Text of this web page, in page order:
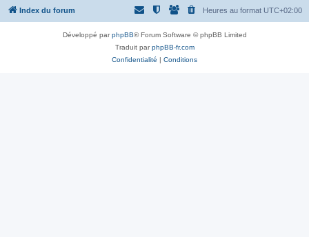
Index du forum Heures au format UTC+02:00
Développé parphpBB® Forum Software © phpBB Limited
Traduit parphpBB-fr.com
Confidentialité | Conditions